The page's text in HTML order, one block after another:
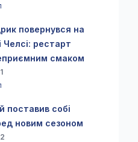
повернувся на
Челсі: рестарт
смаком
поставив собі
новим сезоном